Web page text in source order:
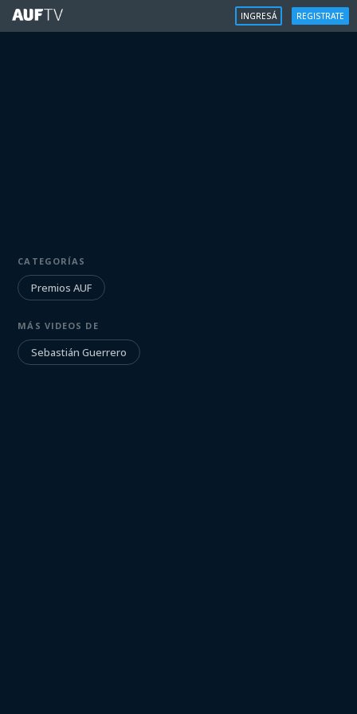
INGRESÁ REGISTRATE
Sebastián Guerrero: Joven Talento
Agosto 2021
Iniciá sesión para ver
CATEGORÍAS
Premios AUF
MÁS VIDEOS DE
Sebastián Guerrero